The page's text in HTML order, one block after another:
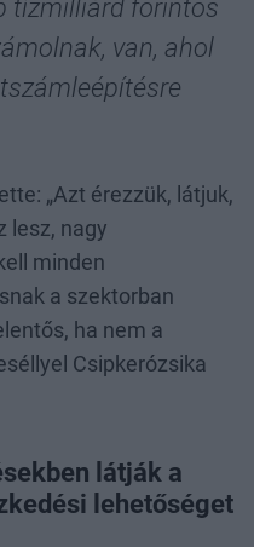
tízmilliárd forintos
van, ahol
„Azt érezzük, látjuk,
lesz, nagy
minden
a szektorban
ha nem a
Csipkerózsika
látják a
lehetőséget